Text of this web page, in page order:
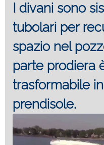
I divani sono
tubolari per
spazio nel
parte prodiera
trasformabile
prendisole.